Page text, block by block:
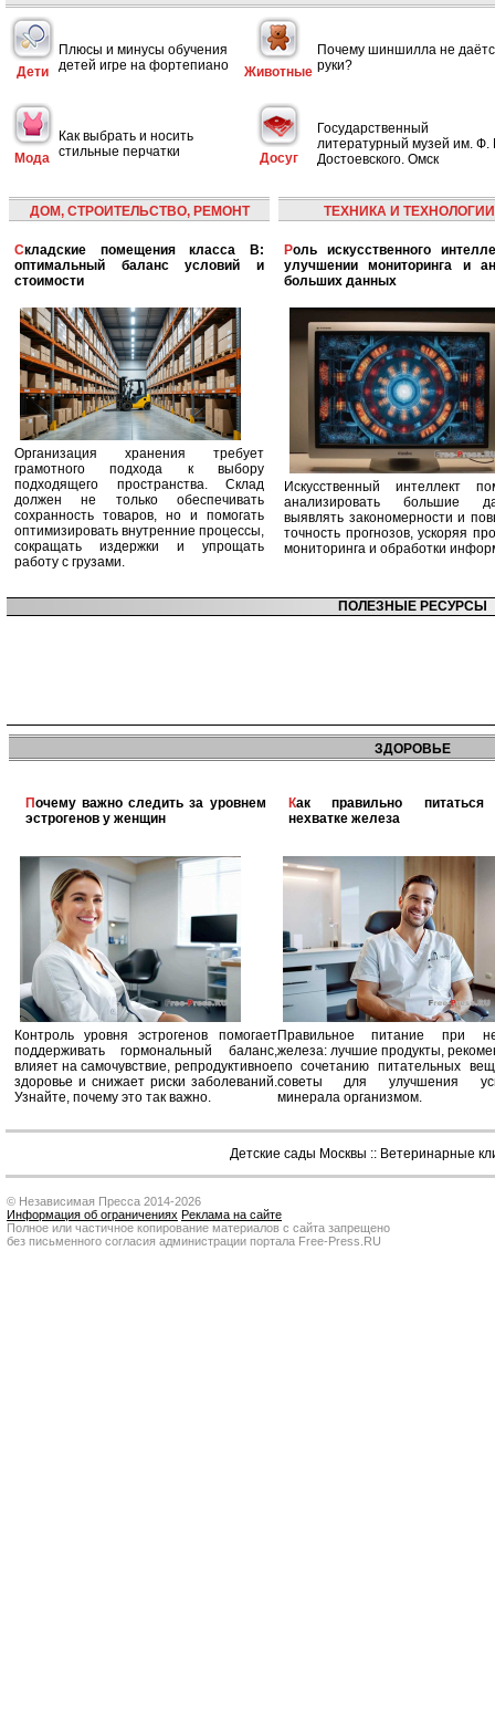
Дети
Плюсы и минусы обучения
детей игре на фортепиано
Животные
Почему шиншилла не
руки?
Мода
Как выбрать и носить
стильные перчатки
Досуг
Государственный
литературный музей им. Ф.
Достоевского. Омск
ДОМ, СТРОИТЕЛЬСТВО, РЕМОНТ
Складские помещения класса B:
оптимальный баланс условий и
стоимости
Организация хранения требует
грамотного подхода к выбору
подходящего пространства. Склад
должен не только обеспечивать
сохранность товаров, но и помогать
оптимизировать внутренние процессы,
сокращать издержки и упрощать
работу с грузами.
ТЕХНИКА И ТЕХНОЛОГИИ
Роль искусственного интеллекта в
улучшении мониторинга и
больших данных
Искусственный интеллект
анализировать большие
выявлять закономерности и
точность прогнозов, ускоряя
мониторинга и обработки
ПОЛЕЗНЫЕ РЕСУРСЫ
ЗДОРОВЬЕ
Почему важно следить за уровнем
эстрогенов у женщин
Контроль уровня эстрогенов помогает
поддерживать гормональный баланс,
влияет на самочувствие, репродуктивное
здоровье и снижает риски заболеваний.
Узнайте, почему это так важно.
Как правильно питаться при
нехватке железа
Правильное питание при
железа: лучшие продукты,
по сочетанию питательных
советы для улучшения
минерала организмом.
Детские сады Москвы :: Ветеринарные
© Независимая Пресса 2014-2026
Информация об ограничениях Реклама на сайте
Полное или частичное копирование материалов с сайта запрещено
без письменного согласия администрации портала Free-Press.RU